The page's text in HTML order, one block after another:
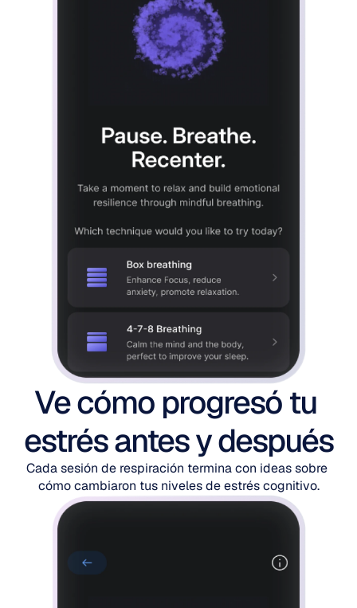
Ve cómo progresó tu
estrés antes y después
Cada sesión de respiración termina con ideas sobre
cómo cambiaron tus niveles de estrés cognitivo.